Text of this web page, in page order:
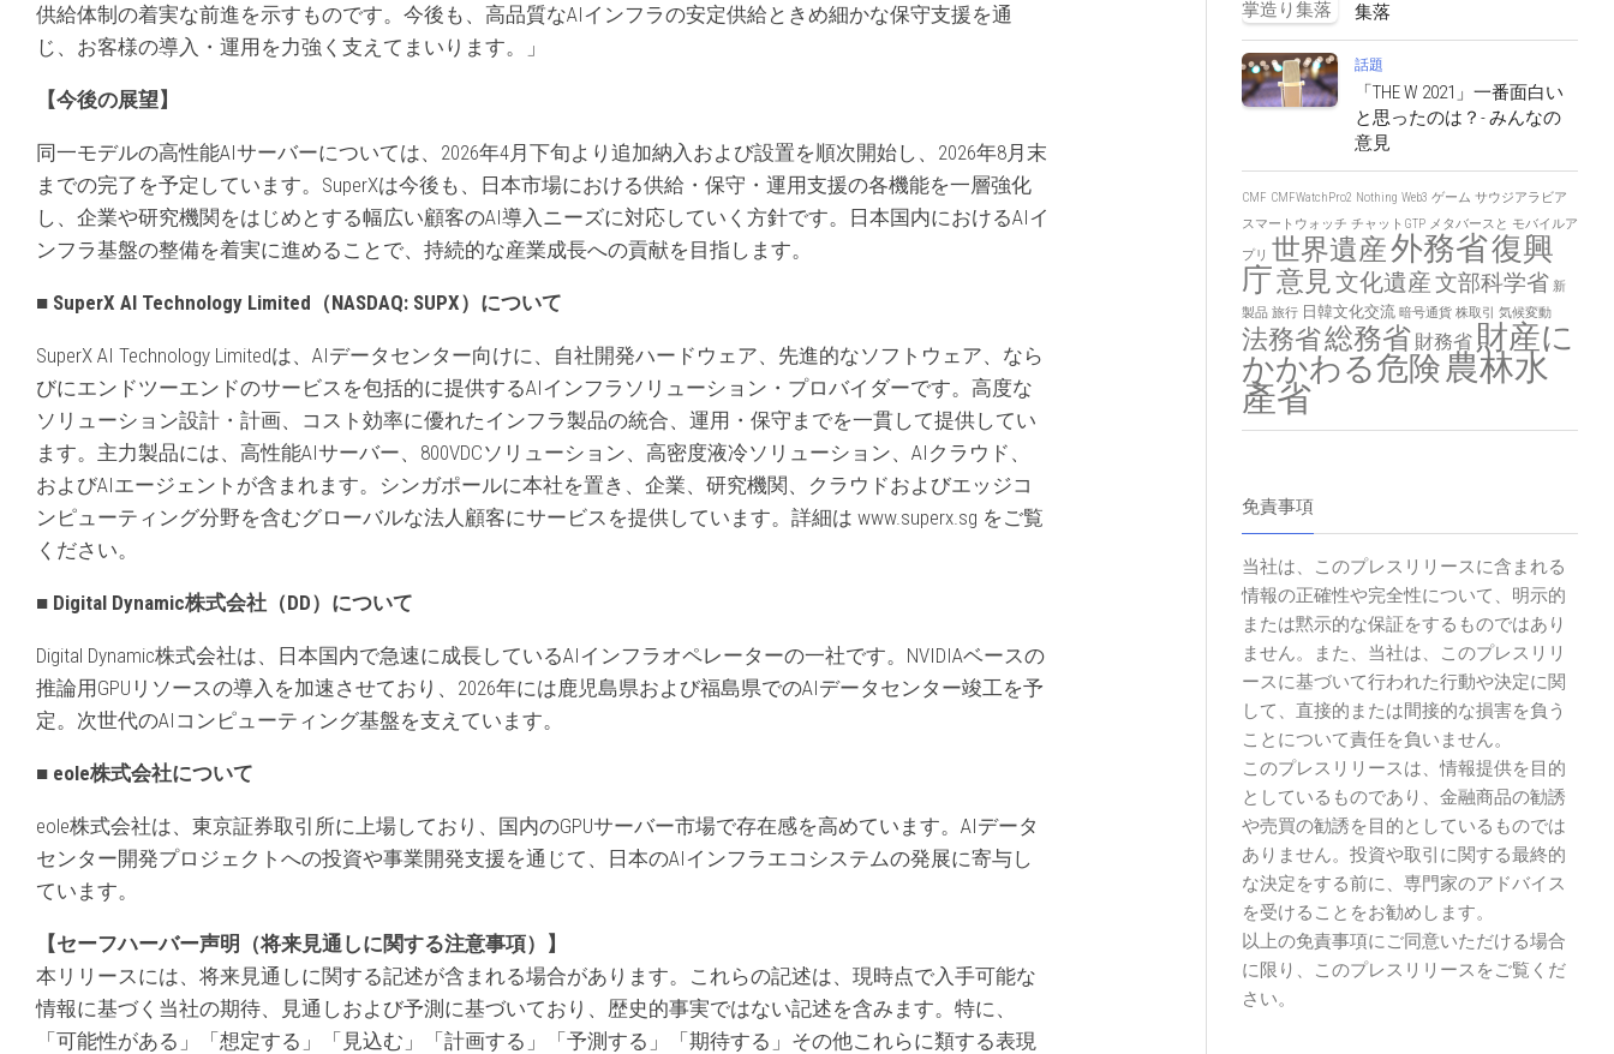
供給体制の着実な前進を示すものです。今後も、高品質なAIインフラの安定供給ときめ細かな保守支援を通
じ、お客様の導入・運用を力強く支えてまいります。」
【今後の展望】
同一モデルの高性能AIサーバーについては、2026年4月下旬より追加納入および設置を順次開始し、2026年8月末
までの完了を予定しています。SuperXは今後も、日本市場における供給・保守・運用支援の各機能を一層強化
し、企業や研究機関をはじめとする幅広い顧客のAI導入ニーズに対応していく方針です。日本国内におけるAIイ
ンフラ基盤の整備を着実に進めることで、持続的な産業成長への貢献を目指します。
■ SuperX AI Technology Limited（NASDAQ: SUPX）について
SuperX AI Technology Limitedは、AIデータセンター向けに、自社開発ハードウェア、先進的なソフトウェア、なら
びにエンドツーエンドのサービスを包括的に提供するAIインフラソリューション・プロバイダーです。高度な
ソリューション設計・計画、コスト効率に優れたインフラ製品の統合、運用・保守までを一貫して提供してい
ます。主力製品には、高性能AIサーバー、800VDCソリューション、高密度液冷ソリューション、AIクラウド、
およびAIエージェントが含まれます。シンガポールに本社を置き、企業、研究機関、クラウドおよびエッジコ
ンピューティング分野を含むグローバルな法人顧客にサービスを提供しています。詳細は www.superx.sg をご覧
ください。
■ Digital Dynamic株式会社（DD）について
Digital Dynamic株式会社は、日本国内で急速に成長しているAIインフラオペレーターの一社です。NVIDIAベースの
推論用GPUリソースの導入を加速させており、2026年には鹿児島県および福島県でのAIデータセンター竣工を予
定。次世代のAIコンピューティング基盤を支えています。
■ eole株式会社について
eole株式会社は、東京証券取引所に上場しており、国内のGPUサーバー市場で存在感を高めています。AIデータ
センター開発プロジェクトへの投資や事業開発支援を通じて、日本のAIインフラエコシステムの発展に寄与し
ています。
【セーフハーバー声明（将来見通しに関する注意事項）】
本リリースには、将来見通しに関する記述が含まれる場合があります。これらの記述は、現時点で入手可能な
情報に基づく当社の期待、見通しおよび予測に基づいており、歴史的事実ではない記述を含みます。特に、
「可能性がある」「想定する」「見込む」「計画する」「予測する」「期待する」その他これらに類する表現
集落
話題
「THE W 2021」一番面白い
と思ったのは？- みんなの
意見
CMF CMFWatchPro2 Nothing Web3 ゲーム サウジアラビア
スマートウォッチ チャットGTP メタバースと モバイルア
プリ 世界遺産外務省復興
庁意見文化遺産文部科学省 新
製品 旅行 日韓文化交流 暗号通貨 株取引 気候変動
法務省総務省 財務省 財産に
かかわる危険農林水
產省
免責事項
当社は、このプレスリリースに含まれる
情報の正確性や完全性について、明示的
または黙示的な保証をするものではあり
ません。また、当社は、このプレスリリ
ースに基づいて行われた行動や決定に関
して、直接的または間接的な損害を負う
ことについて責任を負いません。
このプレスリリースは、情報提供を目的
としているものであり、金融商品の勧誘
や売買の勧誘を目的としているものでは
ありません。投資や取引に関する最終的
な決定をする前に、専門家のアドバイス
を受けることをお勧めします。
以上の免責事項にご同意いただける場合
に限り、このプレスリリースをご覧くだ
さい。